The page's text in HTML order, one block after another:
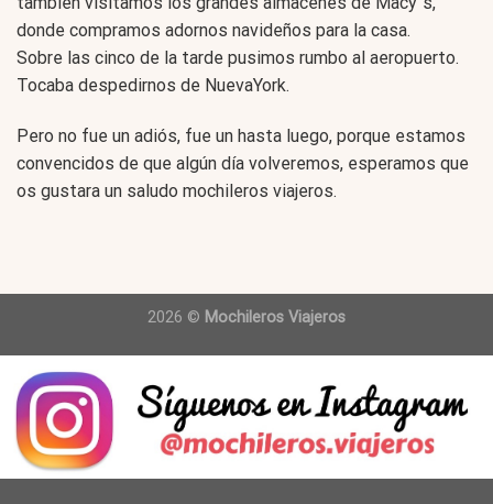
donde compramos adornos navideños para la casa.
Sobre las cinco de la tarde pusimos rumbo al aeropuerto.
Tocaba despedirnos de NuevaYork.
Pero no fue un adiós, fue un hasta luego, porque estamos
convencidos de que algún día volveremos, esperamos que
os gustara un saludo mochileros viajeros.
2026 © Mochileros Viajeros